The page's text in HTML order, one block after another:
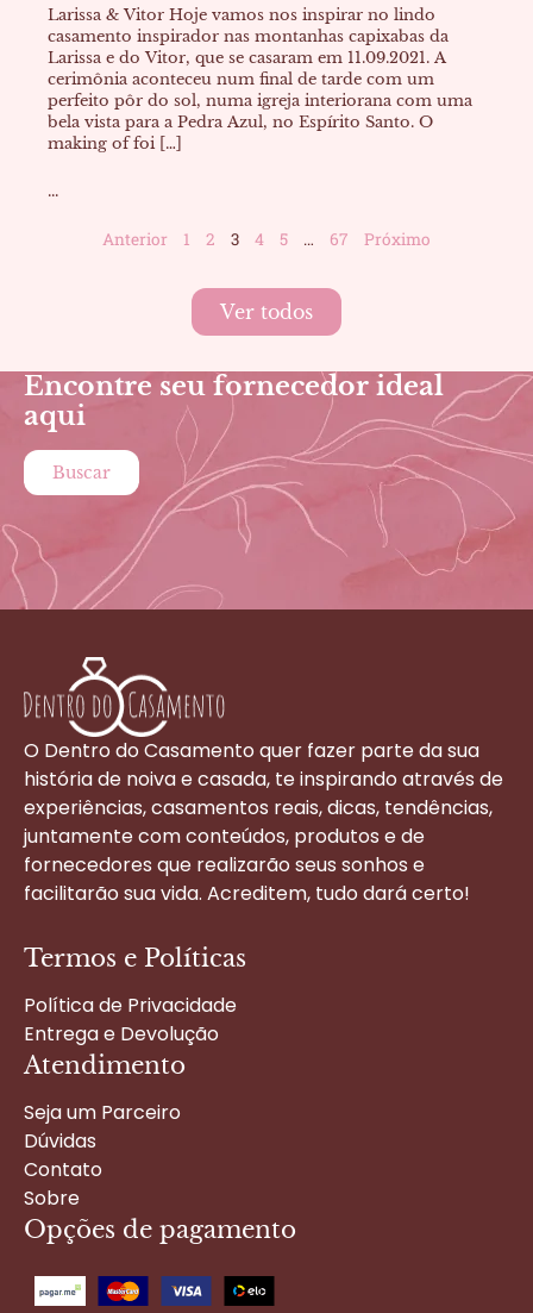
Larissa & Vitor Hoje vamos nos inspirar no lindo
casamento inspirador nas montanhas capixabas da
Larissa e do Vitor, que se casaram em 11.09.2021. A
cerimônia aconteceu num final de tarde com um
perfeito pôr do sol, numa igreja interiorana com uma
bela vista para a Pedra Azul, no Espírito Santo. O
making of foi […]
...
Anterior 1 2 3 4 5 … 67 Próximo
Ver todos
Encontre seu fornecedor ideal
aqui
Buscar
O Dentro do Casamento quer fazer parte da sua
história de noiva e casada, te inspirando através de
experiências, casamentos reais, dicas, tendências,
juntamente com conteúdos, produtos e de
fornecedores que realizarão seus sonhos e
facilitarão sua vida. Acreditem, tudo dará certo!
Termos e Políticas
Política de Privacidade
Entrega e Devolução
Atendimento
Seja um Parceiro
Dúvidas
Contato
Sobre
Opções de pagamento